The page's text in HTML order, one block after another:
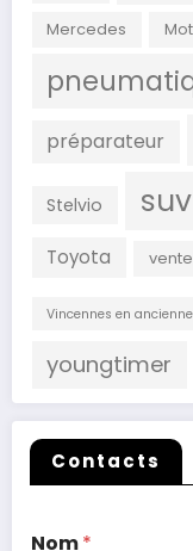
Mercedes
préparateur
Stelvio suv
Toyota
Vincennes en
youngtimer
Contacts
Nom*